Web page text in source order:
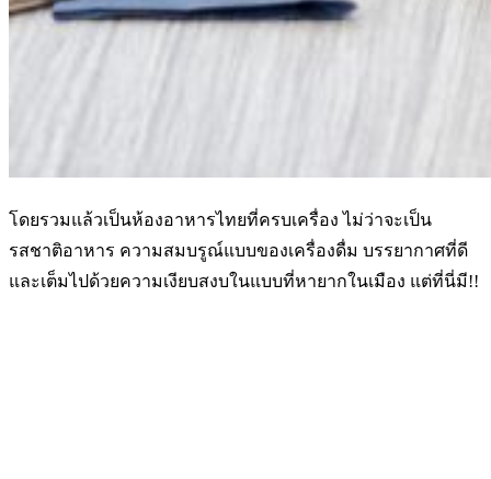
โดยรวมแล้วเป็นห้องอาหารไทยที่ครบเครื่อง ไม่ว่าจะเป็น
รสชาติอาหาร ความสมบรูณ์แบบของเครื่องดื่ม บรรยากาศที่ดี
และเต็มไปด้วยความเงียบสงบในแบบที่หายากในเมือง แต่ที่นี่มี!!